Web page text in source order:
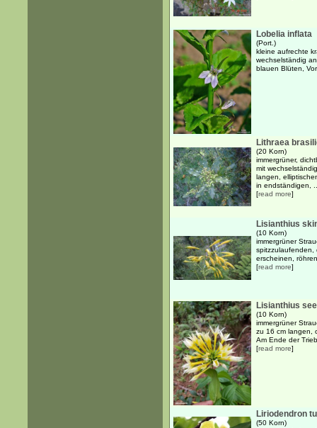
Lobelia inflata
(Port.)
kleine aufrechte
wechselständig
blauen Blüten,
Lithraea
(20 Korn)
immergrüner,
mit
langen,
in endständigen,
[read more]
Lisianthius
(10 Korn)
immergrüner
spitzzulaufenden,
erscheinen,
[read more]
Lisianthius
(10 Korn)
immergrüner
zu 16 cm langen,
Am Ende der
[read more]
Liriodendron
(50 Korn)